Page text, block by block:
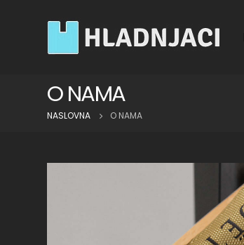
O NAMA
NASLOVNA O NAMA